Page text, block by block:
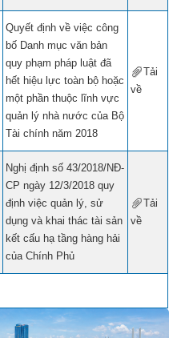
Quyết định về việc công
bố Danh mục văn bản
quy phạm pháp luật đã
hết hiệu lực toàn bộ hoặc
một phần thuộc lĩnh vực
quản lý nhà nước của Bộ
Tài chính năm 2018
Tải
về
Nghị định số 43/2018/NĐ-
CP ngày 12/3/2018 quy
định việc quản lý, sử
dụng và khai thác tài sản
kết cấu hạ tầng hàng hải
của Chính Phủ
Tải
về